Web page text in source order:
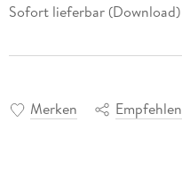
Sofort lieferbar (Download)
Merken Empfehlen